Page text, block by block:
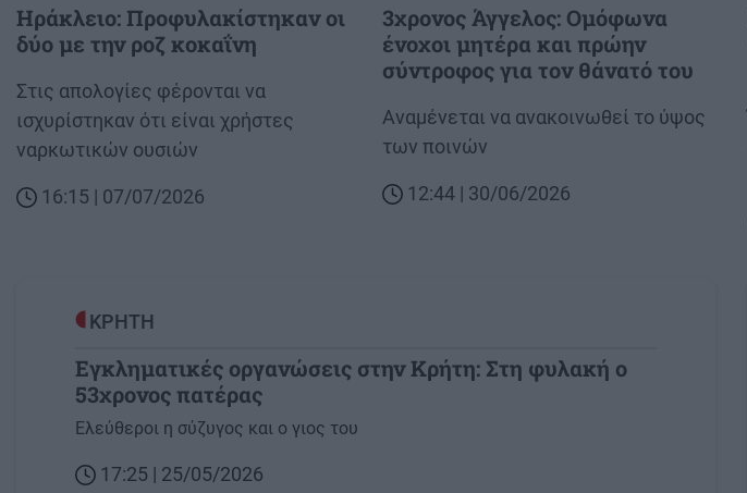
Ηράκλειο: Προφυλακίστηκαν οι
δύο με την ροζ κοκαΐνη
Body
Στις απολογίες φέρονται να
ισχυρίστηκαν ότι είναι χρήστες
ναρκωτικών ουσιών
16:15 | 07/07/2026
3χρονος Άγγελος: Ομόφωνα
ένοχοι μητέρα και πρώην
σύντροφος για τον θάνατό του
Body
Αναμένεται να ανακοινωθεί το ύψος
των ποινών
12:44 | 30/06/2026
ΚΡΗΤΗ
Εγκληματικές οργανώσεις στην Κρήτη: Στη φυλακή ο
53χρονος πατέρας
Ελεύθεροι η σύζυγος και ο γιος του
17:25 | 25/05/2026